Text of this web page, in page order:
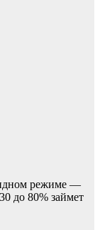
режиме —
до 80% займет